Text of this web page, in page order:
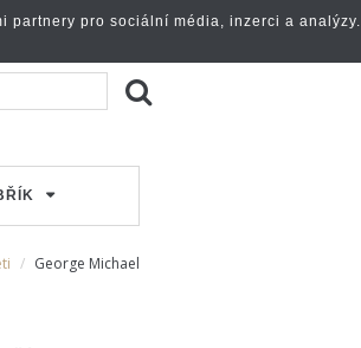
George Michael
partnery pro sociální média, inzerci a analýzy.